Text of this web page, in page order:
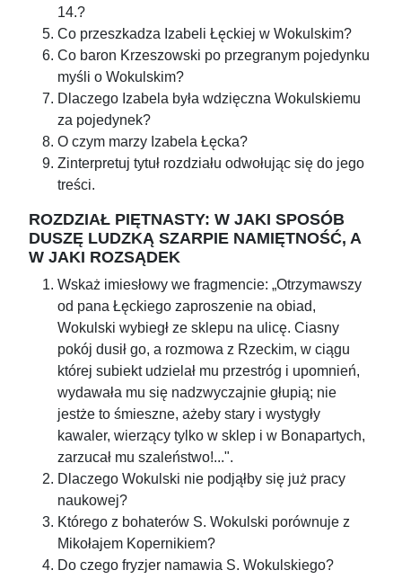
14.?
Co przeszkadza Izabeli Łęckiej w Wokulskim?
Co baron Krzeszowski po przegranym pojedynku
myśli o Wokulskim?
Dlaczego Izabela była wdzięczna Wokulskiemu
za pojedynek?
O czym marzy Izabela Łęcka?
Zinterpretuj tytuł rozdziału odwołując się do jego
treści.
ROZDZIAŁ PIĘTNASTY: W JAKI SPOSÓB
DUSZĘ LUDZKĄ SZARPIE NAMIĘTNOŚĆ, A
W JAKI ROZSĄDEK
Wskaż imiesłowy we fragmencie: „Otrzymawszy
od pana Łęckiego zaproszenie na obiad,
Wokulski wybiegł ze sklepu na ulicę. Ciasny
pokój dusił go, a rozmowa z Rzeckim, w ciągu
której subiekt udzielał mu przestróg i upomnień,
wydawała mu się nadzwyczajnie głupią; nie
jestże to śmieszne, ażeby stary i wystygły
kawaler, wierzący tylko w sklep i w Bonapartych,
zarzucał mu szaleństwo!...".
Dlaczego Wokulski nie podjąłby się już pracy
naukowej?
Którego z bohaterów S. Wokulski porównuje z
Mikołajem Kopernikiem?
Do czego fryzjer namawia S. Wokulskiego?